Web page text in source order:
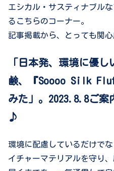
エシカル・サスティナブル
るこちらのコーナー。
記事掲載から、とっても関心
「日本発、環境に優し
鹸、『Soooo Silk
みた」。2023.8.8ご案
♪
環境に配慮しているだけで
イチャーマテリアルを守り